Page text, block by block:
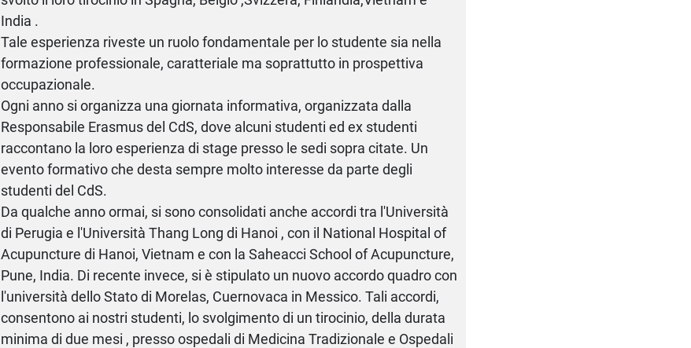
India .
Tale esperienza riveste un ruolo fondamentale per lo studente sia nella
formazione professionale, caratteriale ma soprattutto in prospettiva
occupazionale.
Ogni anno si organizza una giornata informativa, organizzata dalla
Responsabile Erasmus del CdS, dove alcuni studenti ed ex studenti
raccontano la loro esperienza di stage presso le sedi sopra citate. Un
evento formativo che desta sempre molto interesse da parte degli
studenti del CdS.
Da qualche anno ormai, si sono consolidati anche accordi tra l'Università
di Perugia e l'Università Thang Long di Hanoi , con il National Hospital of
Acupuncture di Hanoi, Vietnam e con la Saheacci School of Acupuncture,
Pune, India. Di recente invece, si è stipulato un nuovo accordo quadro con
l'università dello Stato di Morelas, Cuernovaca in Messico. Tali accordi,
consentono ai nostri studenti, lo svolgimento di un tirocinio, della durata
minima di due mesi , presso ospedali di Medicina Tradizionale e Ospedali